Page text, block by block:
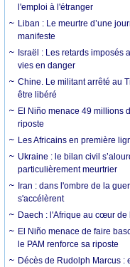
l'emploi à l'étranger
Liban : Le meurtre d’une
manifeste
Israël : Les retards imposés
vies en danger
Chine. Le militant arrêté au
être libéré
El Niño menace 49 millions
riposte
Les Africains en première
Ukraine : le bilan civil
particulièrement meurtrier
Iran : dans l'ombre de la
s'accélèrent
Daech : l'Afrique au cœur de
El Niño menace de faire
le PAM renforce sa riposte
Décès de Rudolph Marcus :